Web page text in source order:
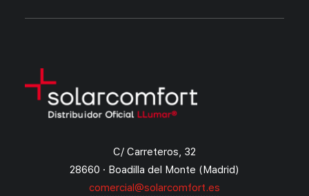
C/ Carreteros, 32
28660 · Boadilla del Monte (Madrid)
comercial@solarcomfort.es